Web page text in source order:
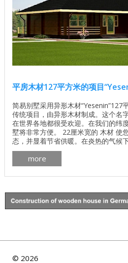
平房木材127平方米的项目
简易别墅采用异形木材“Yesenin”127
传统项目，由异形木材制成。这个名
在世界各地都很受欢迎。在我们的纬
墅将非常方便。 22厘米宽的 木材 使
态，并显着节省供暖。在炎热的气候
子可以大大降低空调的成本。 休闲方
台。该项目还包括一个车库。 木屋
总面积 127.39平方米 楼层数 1 墙体材
more
© 2026